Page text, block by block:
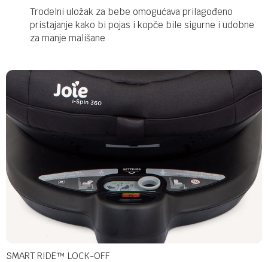
Trodelni uložak za bebe omogućava prilagođeno
pristajanje kako bi pojas i kopče bile sigurne i udobne
za manje mališane
SMART RIDE™ LOCK-OFF